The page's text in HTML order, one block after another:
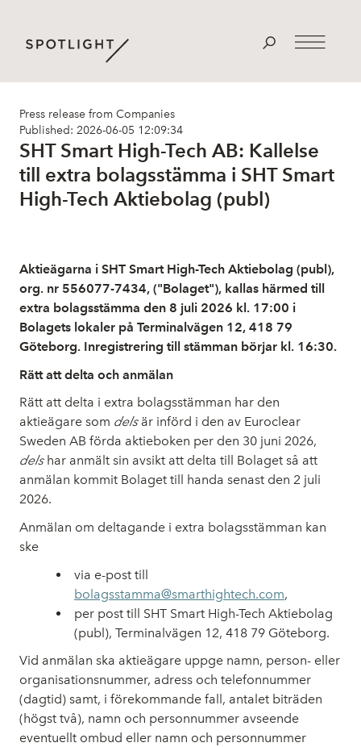
Press release from Companies
Published: 2026-06-05 12:09:34
SHT Smart High-Tech AB: Kallelse
till extra bolagsstämma i SHT Smart
High-Tech Aktiebolag (publ)
Aktieägarna i SHT Smart High-Tech Aktiebolag (publ),
org. nr 556077-7434, ("Bolaget"), kallas härmed till
extra bolagsstämma den 8 juli 2026 kl. 17:00 i
Bolagets lokaler på Terminalvägen 12, 418 79
Göteborg. Inregistrering till stämman börjar kl. 16:30.
Rätt att delta och anmälan
Rätt att delta i extra bolagsstämman har den
aktieägare som dels är införd i den av Euroclear
Sweden AB förda aktieboken per den 30 juni 2026,
dels har anmält sin avsikt att delta till Bolaget så att
anmälan kommit Bolaget till handa senast den 2 juli
2026.
Anmälan om deltagande i extra bolagsstämman kan
ske
via e-post till
bolagsstamma@smarthightech.com,
per post till SHT Smart High-Tech Aktiebolag
(publ), Terminalvägen 12, 418 79 Göteborg.
Vid anmälan ska aktieägare uppge namn, person- eller
organisationsnummer, adress och telefonnummer
(dagtid) samt, i förekommande fall, antalet biträden
(högst två), namn och personnummer avseende
eventuellt ombud eller namn och personnummer